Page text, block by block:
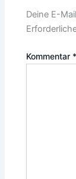
Deine E-
Kommentar *